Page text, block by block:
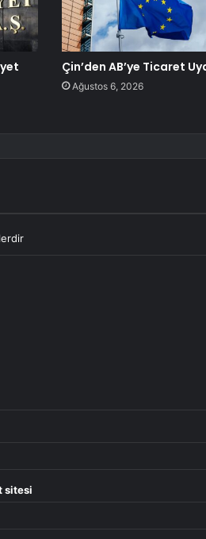
Çin’den AB’ye Ticaret
Ağustos 6, 2026
sitesi